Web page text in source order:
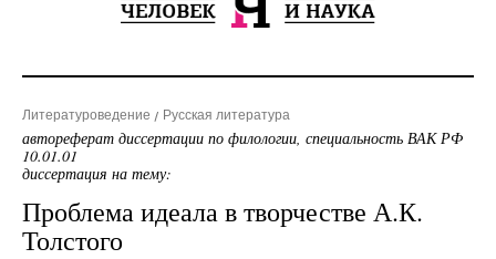
Литературоведение Русская литература
автореферат диссертации по филологии, специальность ВАК РФ
10.01.01
диссертация на тему:
Проблема идеала в творчестве А.К.
Толстого